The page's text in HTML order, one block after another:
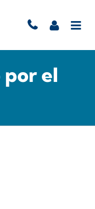
por el